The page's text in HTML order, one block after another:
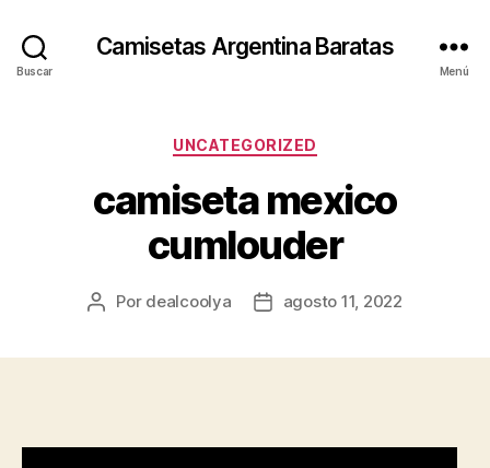
Buscar
Camisetas Argentina Baratas
Menú
Categorías
UNCATEGORIZED
camiseta mexico
cumlouder
Autor
Por dealcoolya
Fechaagosto 11, 2022